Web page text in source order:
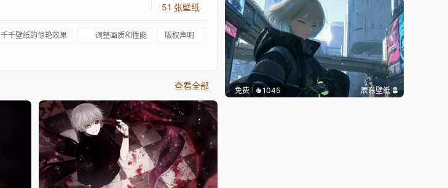
51 张壁纸
千千壁纸的惊艳效果 调整画质和性能 版权声明
查看全部 免费 1045 辰东壁纸